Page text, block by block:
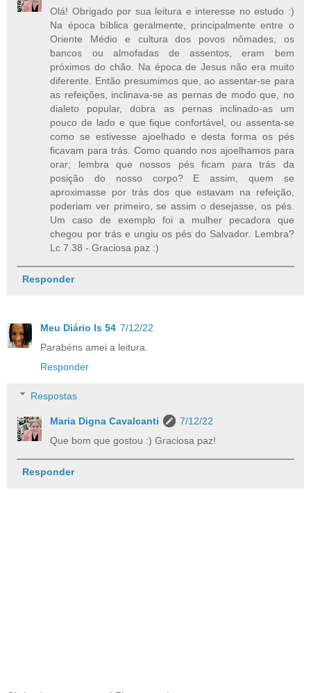
Olá! Obrigado por sua leitura e interesse no estudo :)
Na época bíblica geralmente, principalmente entre o
Oriente Médio e cultura dos povos nômades, os
bancos ou almofadas de assentos, eram bem
próximos do chão. Na época de Jesus não era muito
diferente. Então presumimos que, ao assentar-se para
as refeições, inclinava-se as pernas de modo que, no
dialeto popular, dobra as pernas inclinado-as um
pouco de lado e que fique confortável, ou assenta-se
como se estivesse ajoelhado e desta forma os pés
ficavam para trás. Como quando nos ajoelhamos para
orar; lembra que nossos pés ficam para trás da
posição do nosso corpo? E assim, quem se
aproximasse por trás dos que estavam na refeição,
poderiam ver primeiro, se assim o desejasse, os pés.
Um caso de exemplo foi a mulher pecadora que
chegou por trás e ungiu os pés do Salvador. Lembra?
Lc 7.38 - Graciosa paz :)
Responder
Meu Diário Is 54 7/12/22
Parabéns amei a leitura.
Responder
Respostas
Maria Digna Cavalcanti
7/12/22
Que bom que gostou :) Graciosa paz!
Responder